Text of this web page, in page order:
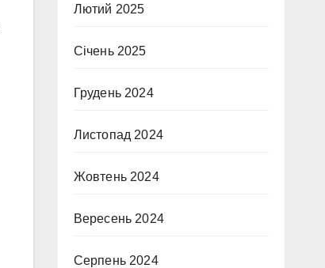
Лютий 2025
Січень 2025
Грудень 2024
Листопад 2024
Жовтень 2024
Вересень 2024
Серпень 2024